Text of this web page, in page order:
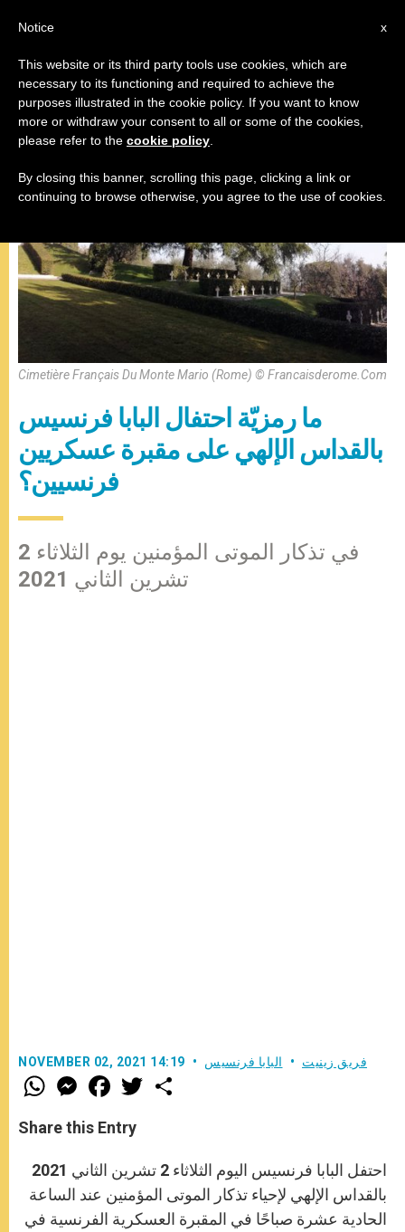
البابا فرنسيس
Cimetière Français Du Monte Mario (Rome) © Francaisderome.Com
ما رمزيّة احتفال البابا فرنسيس
بالقداس الإلهي على مقبرة عسكريين
فرنسيين؟
في تذكار الموتى المؤمنين يوم الثلاثاء 2
تشرين الثاني 2021
NOVEMBER 02, 2021 14:19 فريق زينيت البابا فرنسيس
W
h
t
s
p
p
M
e
s
e
g
e
r
F
a
e
b
o
k
w
r
Share this Entry
احتفل البابا فرنسيس اليوم الثلاثاء 2 تشرين الثاني 2021
بالقداس الإلهي لإحياء تذكار الموتى المؤمنين عند الساعة
الحادية عشرة صباحًا في المقبرة العسكرية الفرنسية في
x
Notice
This website or its third party tools use cookies, which are
necessary to its functioning and required to achieve the
purposes illustrated in the cookie policy. If you want to know
more or withdraw your consent to all or some of the cookies,
please refer to the cookie policy
By closing this banner, scrolling this page, clicking a link or
continuing to browse otherwise, you agree to the use of cookies.